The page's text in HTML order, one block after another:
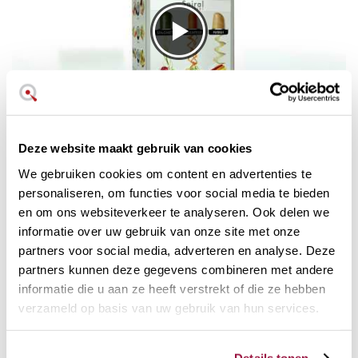
Deze website maakt gebruik van cookies
We gebruiken cookies om content en advertenties te
personaliseren, om functies voor social media te bieden
en om ons websiteverkeer te analyseren. Ook delen we
informatie over uw gebruik van onze site met onze
partners voor social media, adverteren en analyse. Deze
partners kunnen deze gegevens combineren met andere
informatie die u aan ze heeft verstrekt of die ze hebben
verzameld op basis van uw gebruik van hun services.
Spiraal Expert van Magimix
Als je hebt gekozen voor een keukenmachine of
foodprocessor zoals de Cook Expert, dan is dat onder
andere omdat je
kwaliteit wilt winnen en tijd wilt
besparen
. Met dit accessoire kun je steeds meer variaties
aan gerechten toevoegen aan je gezonde keuken met de
leuke groente Spaghetti, Tagliatelle en Fusilli.
En het beste van alles is dat je maar heel weinig tijd nodig
hebt om deze originele snitten te maken!
Het Spiral Expert accessoiresnijdt met extreme snelheid
, zodat je in slechts een paar minuten een heel